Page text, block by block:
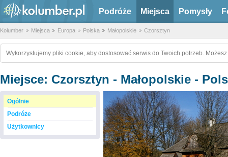
Podróże Miejsca Pomysły
Kolumber Miejsca Europa Polska Małopolskie Czorsztyn
Wykorzystujemy pliki cookie, aby dostosować serwis do Twoich potrzeb.
Miejsce: Czorsztyn - Małopolskie -
Ogólnie
Podróże
Użytkownicy